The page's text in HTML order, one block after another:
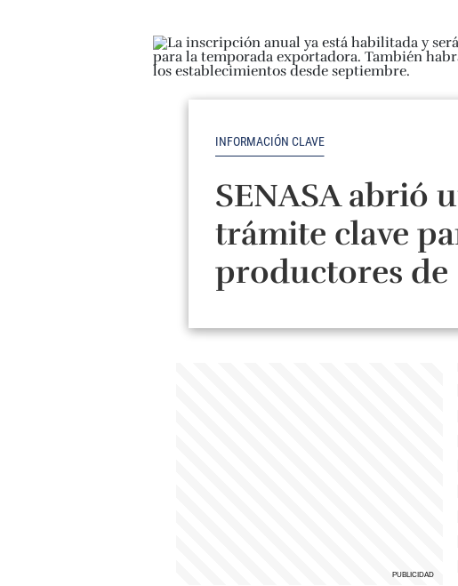
INFORMACIÓN CLAVE
SENASA abrió
trámite clave
productores de